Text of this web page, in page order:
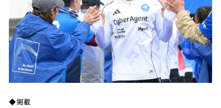
スタジアム観戦ガイド
観戦マナー＆ルール
ビジターサポーターの皆様へ
車イスでの観戦
ボランティア
ＦＣ町田ゼルビアカレンダー
三輪緑山ベースを利用
三輪緑山ベースご利用案内
ゼルビアアシスト協賛企業一覧
ゼルナビ
ゼル塾
ＦＣ町田ゼルビアスポーツクラブ
ＦＣ町田ゼルビアアカデミー
パートナートップ
パートナー企業一覧
お問い合わせ利用規約肖像権・ロゴについてプライバシ
FOLLOW
◆掲載